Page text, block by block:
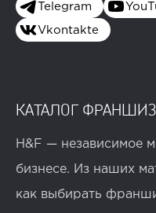
Telegram
Vkontakte
КАТАЛОГ ФРАНШИЗ
H&F — независимое
бизнесе. Из наших
как выбирать